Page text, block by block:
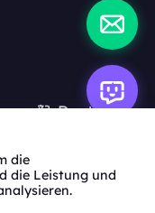
Deutsch
die
die Leistung und